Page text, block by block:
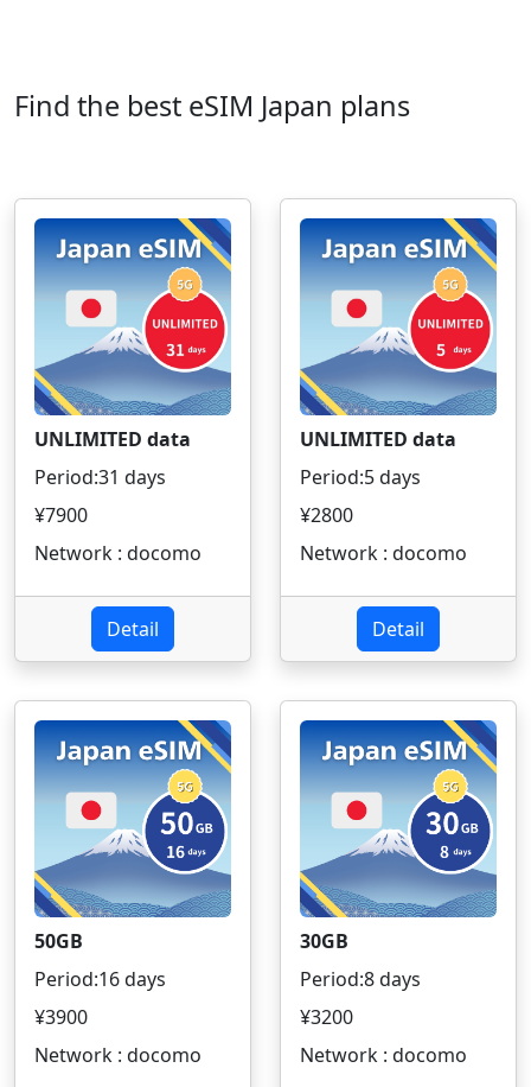
Find the best eSIM Japan plans
UNLIMITED data
Period:31 days
¥7900
Network : docomo
Detail
UNLIMITED data
Period:5 days
¥2800
Network : docomo
Detail
50GB
Period:16 days
¥3900
Network : docomo
30GB
Period:8 days
¥3200
Network : docomo